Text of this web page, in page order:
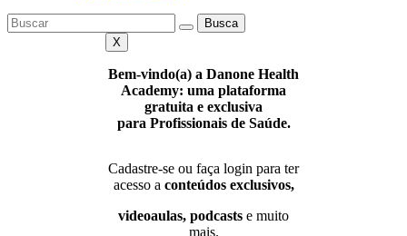
Busca
X
Bem-vindo(a) a Danone Health
Academy: uma plataforma
gratuita e exclusiva
para Profissionais de Saúde.
Cadastre-se ou faça login para ter
acesso a conteúdos exclusivos,
videoaulas, podcasts e muito
mais.